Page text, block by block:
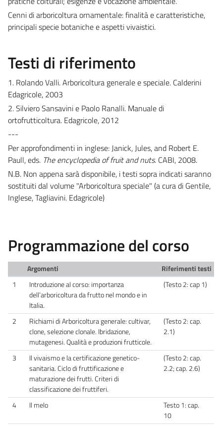
Cenni di arboricoltura ornamentale: finalità e caratteristiche,
principali specie botaniche e aspetti vivaistici.
Testi di riferimento
1. Rolando Valli. Arboricoltura generale e speciale. Calderini
Edagricole, 2003
2. Silviero Sansavini e Paolo Ranalli. Manuale di
ortofrutticoltura. Edagricole, 2012
---
Per approfondimenti in inglese: Janick, Jules, and Robert E.
Paull, eds. The encyclopedia of fruit and nuts. CABI, 2008.
N.B. Non appena sarà disponibile, i testi sopra indicati saranno
sostituiti dal volume "Arboricoltura speciale" (a cura di Gentile,
Inglese, Tagliavini. Edagricole)
Programmazione del corso
Argomenti
Riferimenti testi
1
Introduzione al corso: importanza
dell’arboricoltura da frutto nel mondo e in
Italia.
(Testo 2: cap 1)
2
Richiami di Arboricoltura generale: cultivar,
clone, selezione clonale. Ibridazione,
mutagenesi. Qualità e produzioni frutticole.
(Testo 2: cap.
2.1)
3
Il vivaismo e la certificazione genetico-
sanitaria. Ciclo di fruttificazione e
maturazione dei frutti. Criteri di
classificazione dei fruttiferi.
(Testo 2: cap.
2.2; cap. 2.6)
4 Il melo
Testo 1: cap.
10